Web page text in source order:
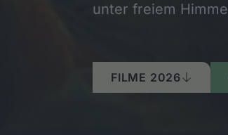
unter freiem
FILME 2026